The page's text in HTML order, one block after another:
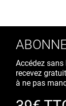
Accédez
recevez
à ne pas